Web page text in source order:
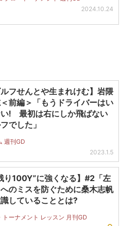
2024.10.24
ルフせんとや生まれけむ】岩隈
前編＞「もうドライバーはい
い! 最初は右にしか飛ばない
でした」
週刊GD
2023.1.5
り100Y”に強くなる】#2「左
のミスを防ぐために桑木志帆
していることとは?
トーナメント レッスン 月刊GD